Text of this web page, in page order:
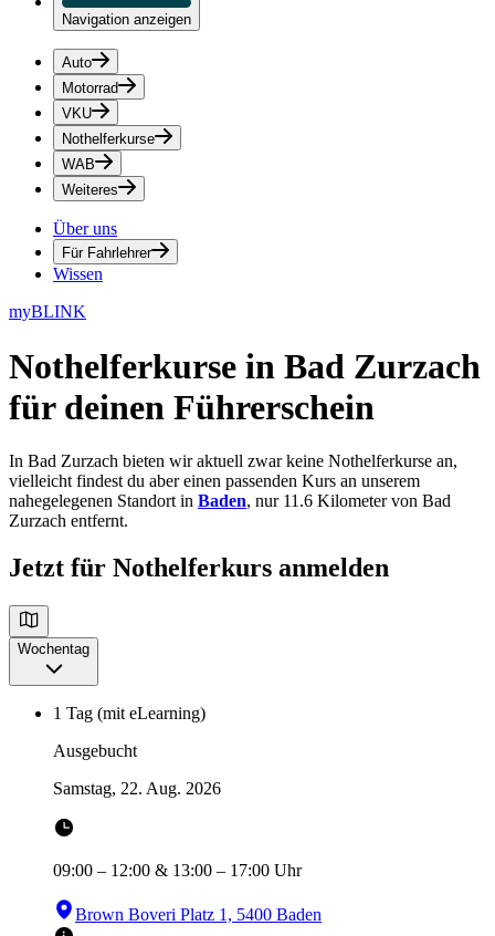
Navigation anzeigen
Auto
Motorrad
VKU
Nothelferkurse
WAB
Weiteres
Über uns
Für Fahrlehrer
Wissen
myBLINK
Nothelferkurse in Bad Zurzach
für deinen Führerschein
In Bad Zurzach bieten wir aktuell zwar keine Nothelferkurse an,
vielleicht findest du aber einen passenden Kurs an unserem
nahegelegenen Standort in Baden, nur 11.6 Kilometer von Bad
Zurzach entfernt.
Jetzt für Nothelferkurs anmelden
Wochentag
1 Tag (mit eLearning)
Ausgebucht
Samstag, 22. Aug. 2026
09:00 – 12:00 & 13:00 – 17:00 Uhr
Brown Boveri Platz 1, 5400 Baden